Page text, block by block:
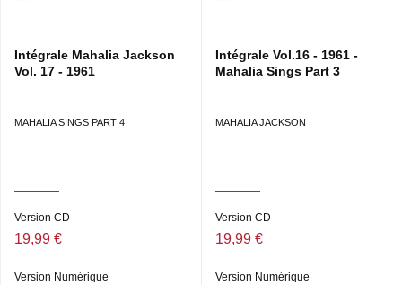
Intégrale Mahalia Jackson
Vol. 17 - 1961
MAHALIA SINGS PART 4
Version CD
19,99 €
Version Numérique
Intégrale Vol.16 - 1961 -
Mahalia Sings Part 3
MAHALIA JACKSON
Version CD
19,99 €
Version Numérique